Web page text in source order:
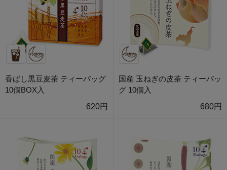
香ばし黒豆麦茶 ティーバッグ
10個BOX入
620円
国産 玉ねぎの皮茶 ティーバッ
グ 10個入
680円